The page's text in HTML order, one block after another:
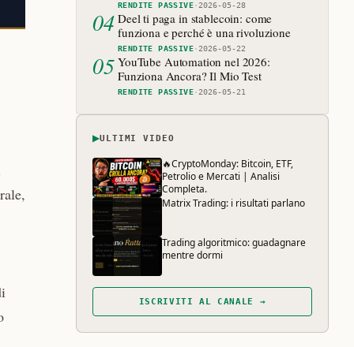
RENDITE PASSIVE·2026-05-28
04 Deel ti paga in stablecoin: come
funziona e perché è una rivoluzione
RENDITE PASSIVE·2026-05-22
05 YouTube Automation nel 2026:
Funziona Ancora? Il Mio Test
RENDITE PASSIVE·2026-05-21
▶ULTIMI VIDEO
🔥CryptoMonday: Bitcoin, ETF,
Petrolio e Mercati | Analisi
Completa.
Matrix Trading: i risultati parlano
Trading algoritmico: guadagnare
mentre dormi
ISCRIVITI AL CANALE →